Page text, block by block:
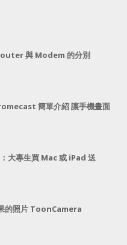
與 Modem 的分別
簡單介紹 讓手機畫面
大專生買 Mac 或 iPad 送
的照片 ToonCamera